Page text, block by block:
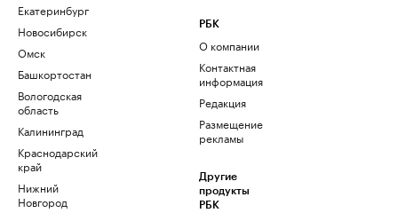
Екатеринбург
Новосибирск
Омск
Башкортостан
Вологодская
область
Калининград
Краснодарский
край
Нижний
Новгород
РБК
О компании
Контактная
информация
Редакция
Размещение
рекламы
Другие
продукты
РБК